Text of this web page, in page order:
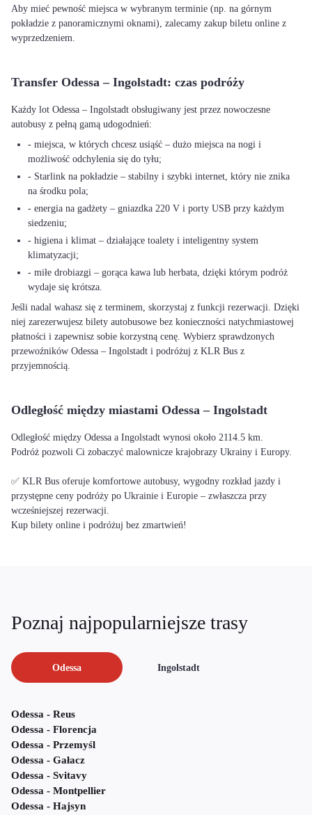
Aby mieć pewność miejsca w wybranym terminie (np. na górnym
pokładzie z panoramicznymi oknami), zalecamy zakup biletu online z
wyprzedzeniem.
Transfer Odessa – Ingolstadt: czas podróży
Każdy lot Odessa – Ingolstadt obsługiwany jest przez nowoczesne
autobusy z pełną gamą udogodnień:
- miejsca, w których chcesz usiąść – dużo miejsca na nogi i
możliwość odchylenia się do tyłu;
- Starlink na pokładzie – stabilny i szybki internet, który nie znika
na środku pola;
- energia na gadżety – gniazdka 220 V i porty USB przy każdym
siedzeniu;
- higiena i klimat – działające toalety i inteligentny system
klimatyzacji;
- miłe drobiazgi – gorąca kawa lub herbata, dzięki którym podróż
wydaje się krótsza.
Jeśli nadal wahasz się z terminem, skorzystaj z funkcji rezerwacji. Dzięki
niej zarezerwujesz bilety autobusowe bez konieczności natychmiastowej
płatności i zapewnisz sobie korzystną cenę. Wybierz sprawdzonych
przewoźników Odessa – Ingolstadt i podróżuj z KLR Bus z
przyjemnością.
Odległość między miastami Odessa – Ingolstadt
Odległość między Odessa a Ingolstadt wynosi około 2114.5 km.
Podróż pozwoli Ci zobaczyć malownicze krajobrazy Ukrainy i Europy.
✅ KLR Bus oferuje komfortowe autobusy, wygodny rozkład jazdy i
przystępne ceny podróży po Ukrainie i Europie – zwłaszcza przy
wcześniejszej rezerwacji.
Kup bilety online i podróżuj bez zmartwień!
Poznaj najpopularniejsze trasy
Odessa Ingolstadt
Odessa - Reus
Odessa - Florencja
Odessa - Przemyśl
Odessa - Gałacz
Odessa - Svitavy
Odessa - Montpellier
Odessa - Hajsyn